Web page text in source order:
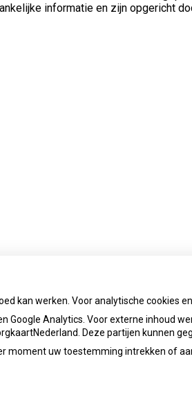
informatie en zijn opgericht
kan werken. Voor analytische cookies
Analytics. Voor externe inhoud
Deze partijen kunnen
moment uw toestemming intrekken of